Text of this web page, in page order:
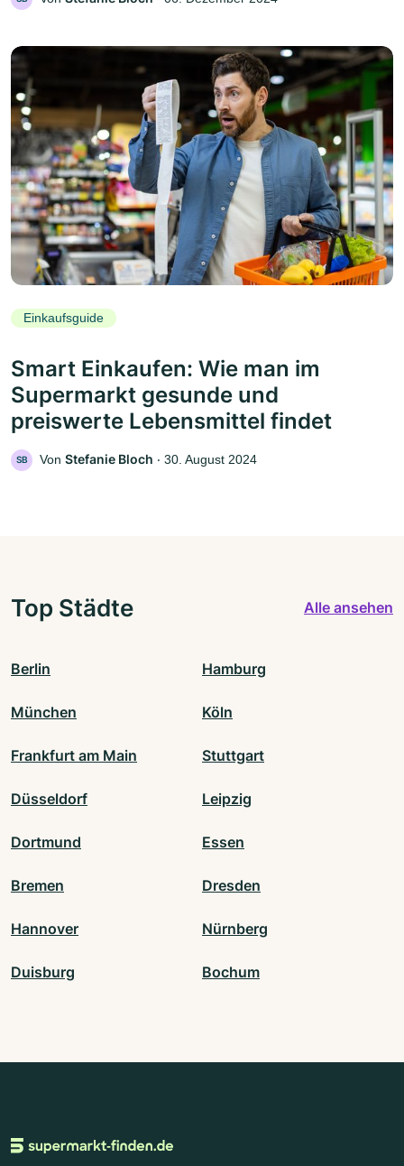
Einkaufsguide
Smart Einkaufen: Wie man im
Supermarkt gesunde und
preiswerte Lebensmittel findet
SB Von Stefanie Bloch ‧ 30. August 2024
Top Städte Alle ansehen
Berlin Hamburg
München Köln
Frankfurt am Main Stuttgart
Düsseldorf Leipzig
Dortmund Essen
Bremen Dresden
Hannover Nürnberg
Duisburg Bochum